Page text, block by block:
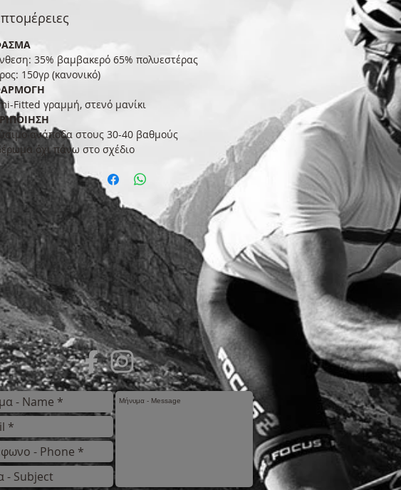
35% βαμβακερό 65% πολυεστέρας
150γρ (κανονικό)
Fitted γραμμή, στενό μανίκι
ανάποδα στους 30-40 βαθμούς
όχι πάνω στο σχέδιο